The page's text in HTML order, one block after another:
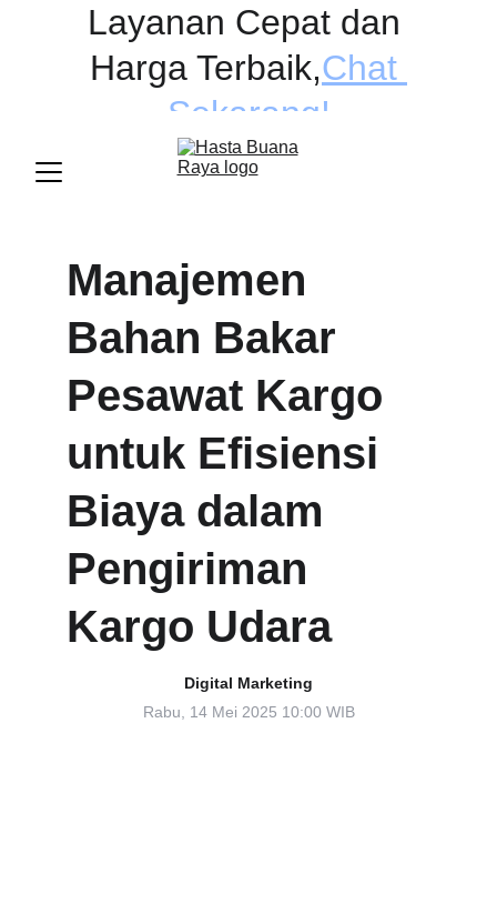
Layanan Cepat dan
Harga Terbaik,Chat
Sekarang!
Manajemen
Bahan Bakar
Pesawat Kargo
untuk Efisiensi
Biaya dalam
Pengiriman
Kargo Udara
Digital Marketing
Rabu, 14 Mei 2025 10:00 WIB